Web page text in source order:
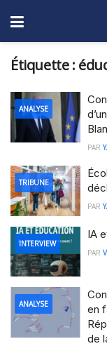
Étiquette :
ANALYSE
PAR
TRIBUNE
PAR
INTERVIEW
IA
PAR
ANALYSE
en
de